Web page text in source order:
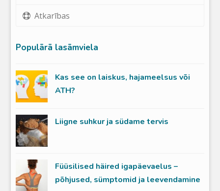
Atkarības
Populārā lasāmviela
Kas see on laiskus, hajameelsus või
ATH?
Liigne suhkur ja südame tervis
Füüsilised häired igapäevaelus –
põhjused, sümptomid ja leevendamine